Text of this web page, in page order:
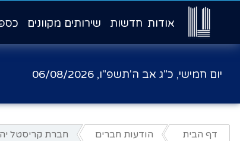
אודות חדשות שירותים מקוונים
יום חמישי, כ"ג אב ה'תשפ"ו, 06/08/2026
דף הבית הודעות חברים חברת קריסטל